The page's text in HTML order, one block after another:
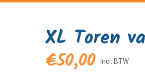
XL Toren
€50,00